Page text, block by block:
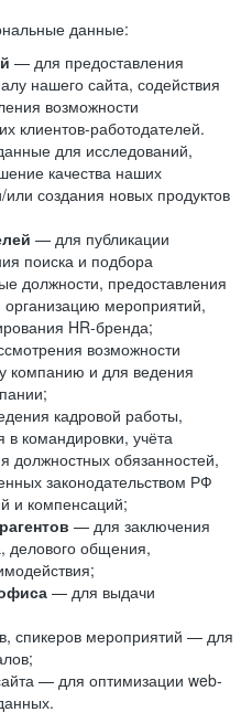
данные:
— для предоставления
нашего сайта, содействия
возможности
клиентов-работодателей.
для исследований,
качества наших
или создания новых продуктов
— для публикации
поиска и подбора
должности, предоставления
организацию мероприятий,
HR-бренда;
возможности
компанию и для ведения
кадровой работы,
командировки, учёта
должностных обязанностей,
законодательством РФ
и компенсаций;
— для заключения
делового общения,
— для выдачи
спикеров мероприятий — для
— для оптимизации web-